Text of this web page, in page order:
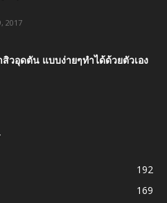
2017
สิวอุดตัน แบบง่ายๆทำได้ด้วยตัวเอง
192
169